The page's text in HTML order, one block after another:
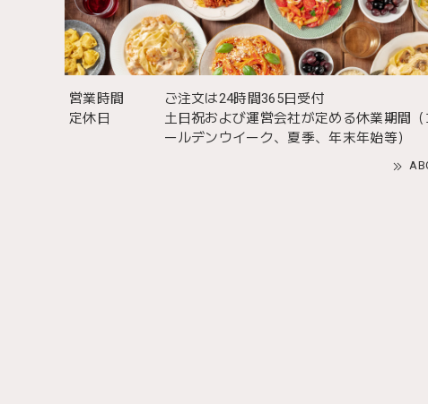
営業時間
ご注文は24時間365日受付
定休日
土日祝および運営会社が定める休業期間（
ールデンウイーク、夏季、年末年始等）